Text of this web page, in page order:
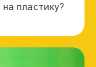
пластику?